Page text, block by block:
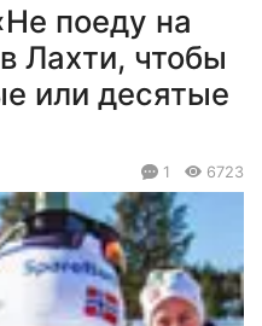
поеду на
Лахти, чтобы
или десятые
1 6723